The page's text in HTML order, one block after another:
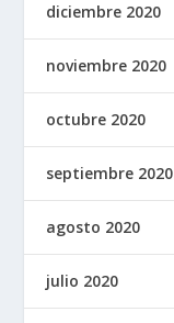
diciembre 2020
noviembre 2020
octubre 2020
septiembre 2020
agosto 2020
julio 2020